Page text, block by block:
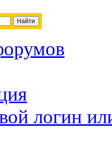
логин